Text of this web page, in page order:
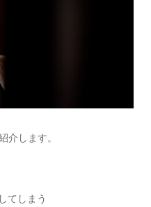
介します。
てしまう